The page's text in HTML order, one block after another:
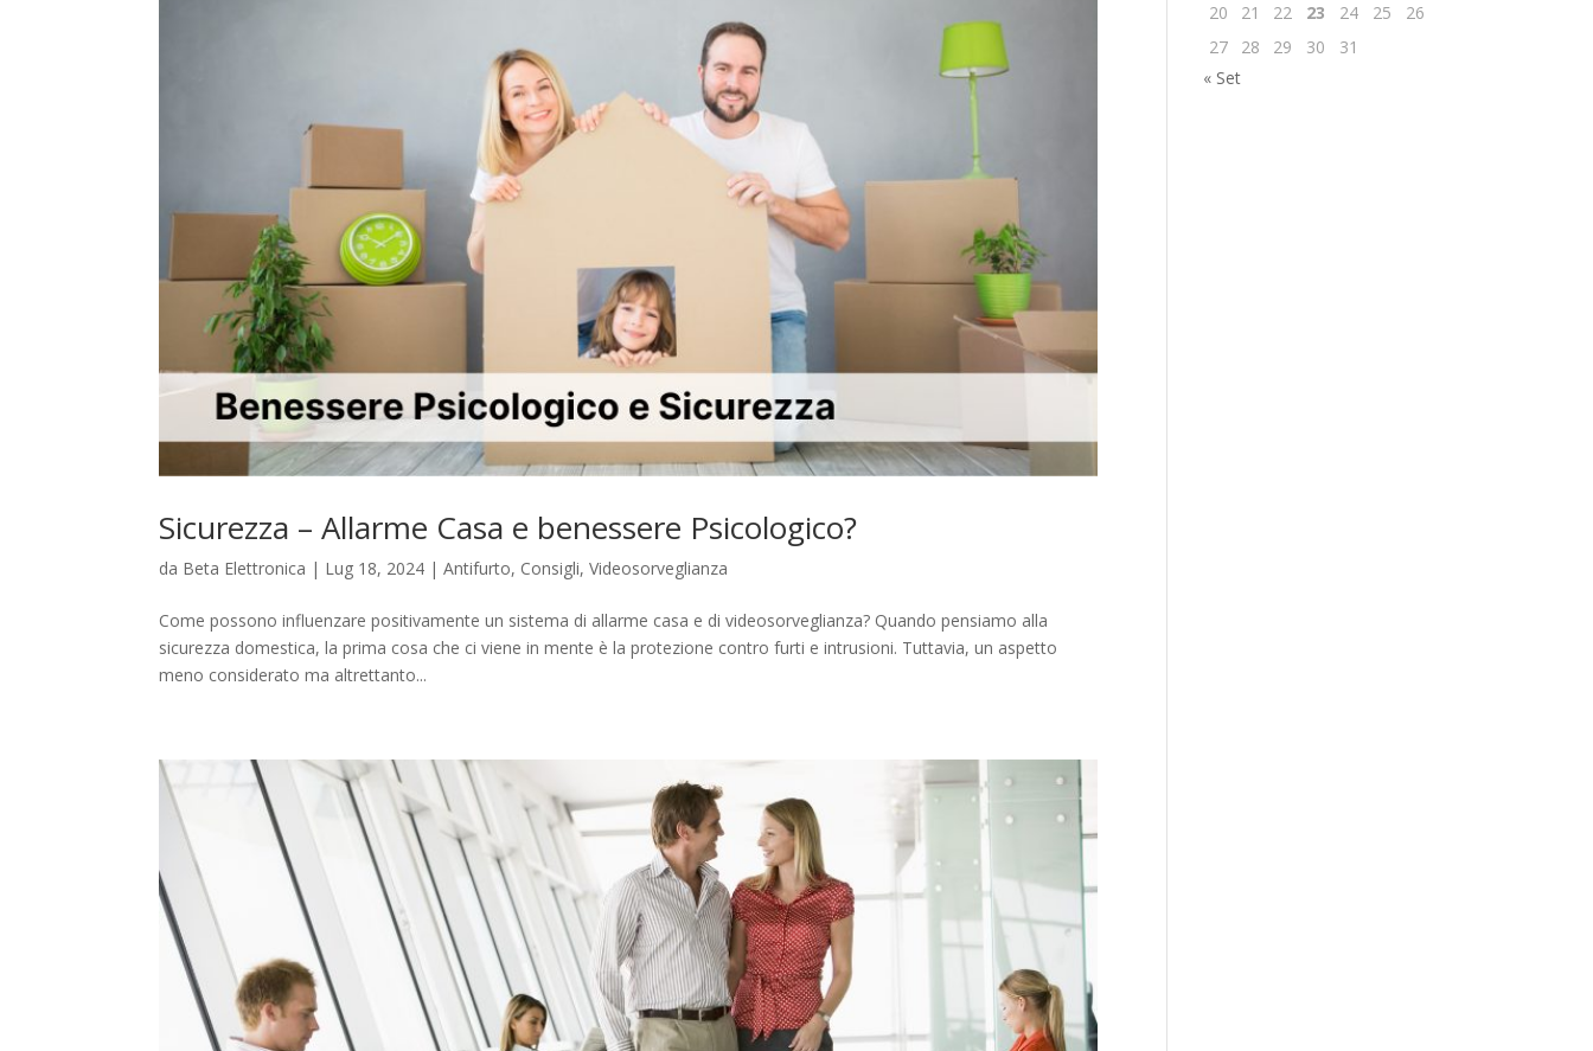
Sicurezza – Allarme Casa e benessere Psicologico?
da Beta Elettronica | Lug 18, 2024 |Antifurto, Consigli,Videosorveglianza
Come possono influenzare positivamente un sistema di allarme casa e di videosorveglianza? Quando pensiamo alla
sicurezza domestica, la prima cosa che ci viene in mente è la protezione contro furti e intrusioni. Tuttavia, un aspetto
meno considerato ma altrettanto...
20
21 22 23 24 25
26
27
28 29 30
31
« Set